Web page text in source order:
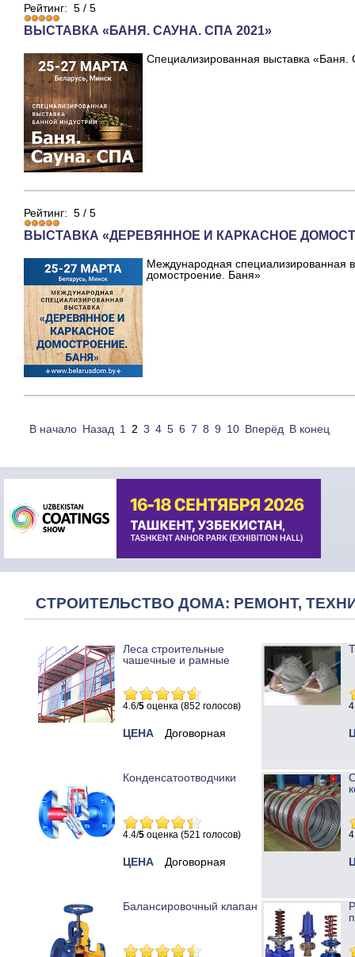
Рейтинг: 5 / 5
ВЫСТАВКА «БАНЯ. САУНА. СПА 2021»
Специализированная выставка
Рейтинг: 5 / 5
ВЫСТАВКА «ДЕРЕВЯННОЕ И КАРКАСНОЕ
Международная специализированная
домостроение. Баня»
В начало Назад 1 2 3 4 5 6 7 8 9 10 Вперёд В конец
СТРОИТЕЛЬСТВО ДОМА: РЕМОНТ,
Леса строительные
чашечные и рамные
4.6/5 оценка (852 голосов)
ЦЕНА Договорная
Конденсатоотводчики
4.4/5 оценка (521 голосов)
ЦЕНА Договорная
Балансировочный клапан